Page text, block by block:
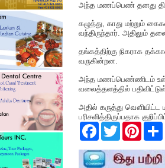
அந்த மணப்பெண் தனது
கழுத்து, காது மற்றும்
வந்திருந்தார். அதிலும்
தங்கத்திற்கு நிகராக
வருகின்றன.
அந்த மணப்பெண்ணிடம்
வலைத்தளத்தில்
அதில் கருத்து
பரிசளித்திருப்பதாக
F
e
b
T
w
t
t
P
t
e
r